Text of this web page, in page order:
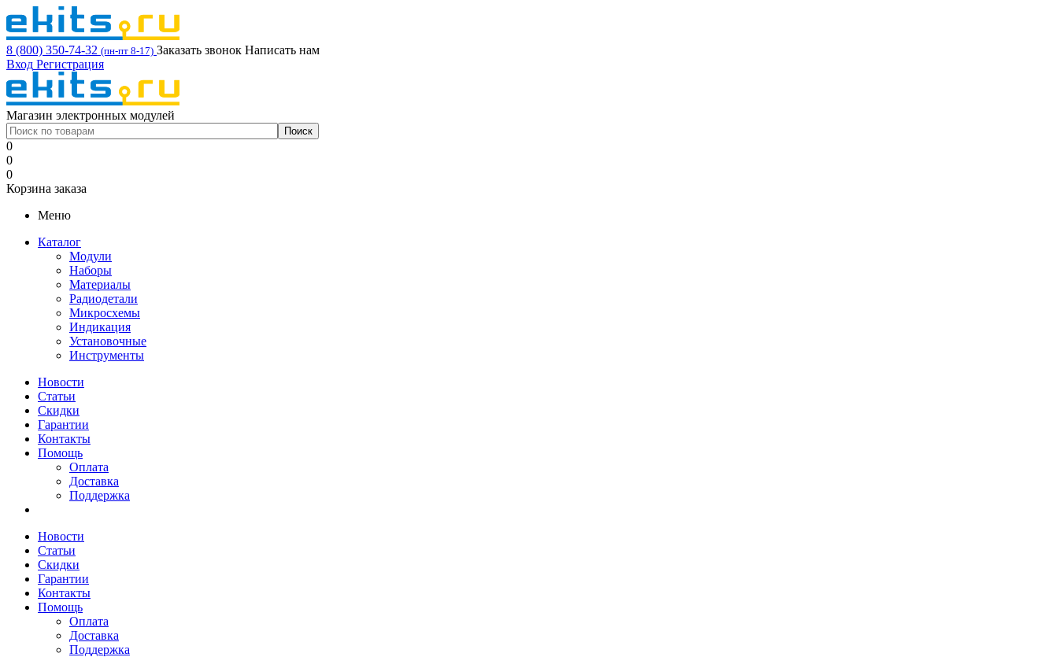
8 (800) 350-74-32 (пн-пт 8-17) Заказать звонок Написать нам
Вход Регистрация
Магазин электронных модулей
0
0
0
Корзина заказа
Меню
Каталог
Модули
Наборы
Материалы
Радиодетали
Микросхемы
Индикация
Установочные
Инструменты
Новости
Статьи
Скидки
Гарантии
Контакты
Помощь
Оплата
Доставка
Поддержка
Новости
Статьи
Скидки
Гарантии
Контакты
Помощь
Оплата
Доставка
Поддержка